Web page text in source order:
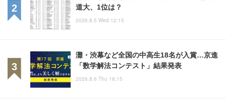
道大、1位は？
2026.8.5 Wed 12:15
灘・渋幕など全国の中高生18名が入賞…京進
「数学解法コンテスト」結果発表
2026.8.6 Thu 16:15